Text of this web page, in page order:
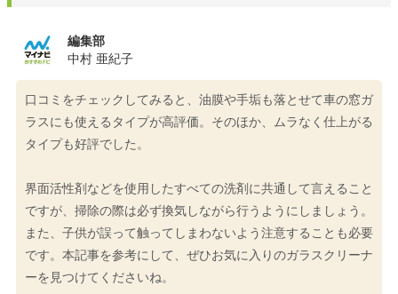
編集部
中村 亜紀子
口コミをチェックしてみると、油膜や手垢も落とせて車の窓ガ
ラスにも使えるタイプが高評価。そのほか、ムラなく仕上がる
タイプも好評でした。
界面活性剤などを使用したすべての洗剤に共通して言えること
ですが、掃除の際は必ず換気しながら行うようにしましょう。
また、子供が誤って触ってしまわないよう注意することも必要
です。本記事を参考にして、ぜひお気に入りのガラスクリーナ
ーを見つけてくださいね。